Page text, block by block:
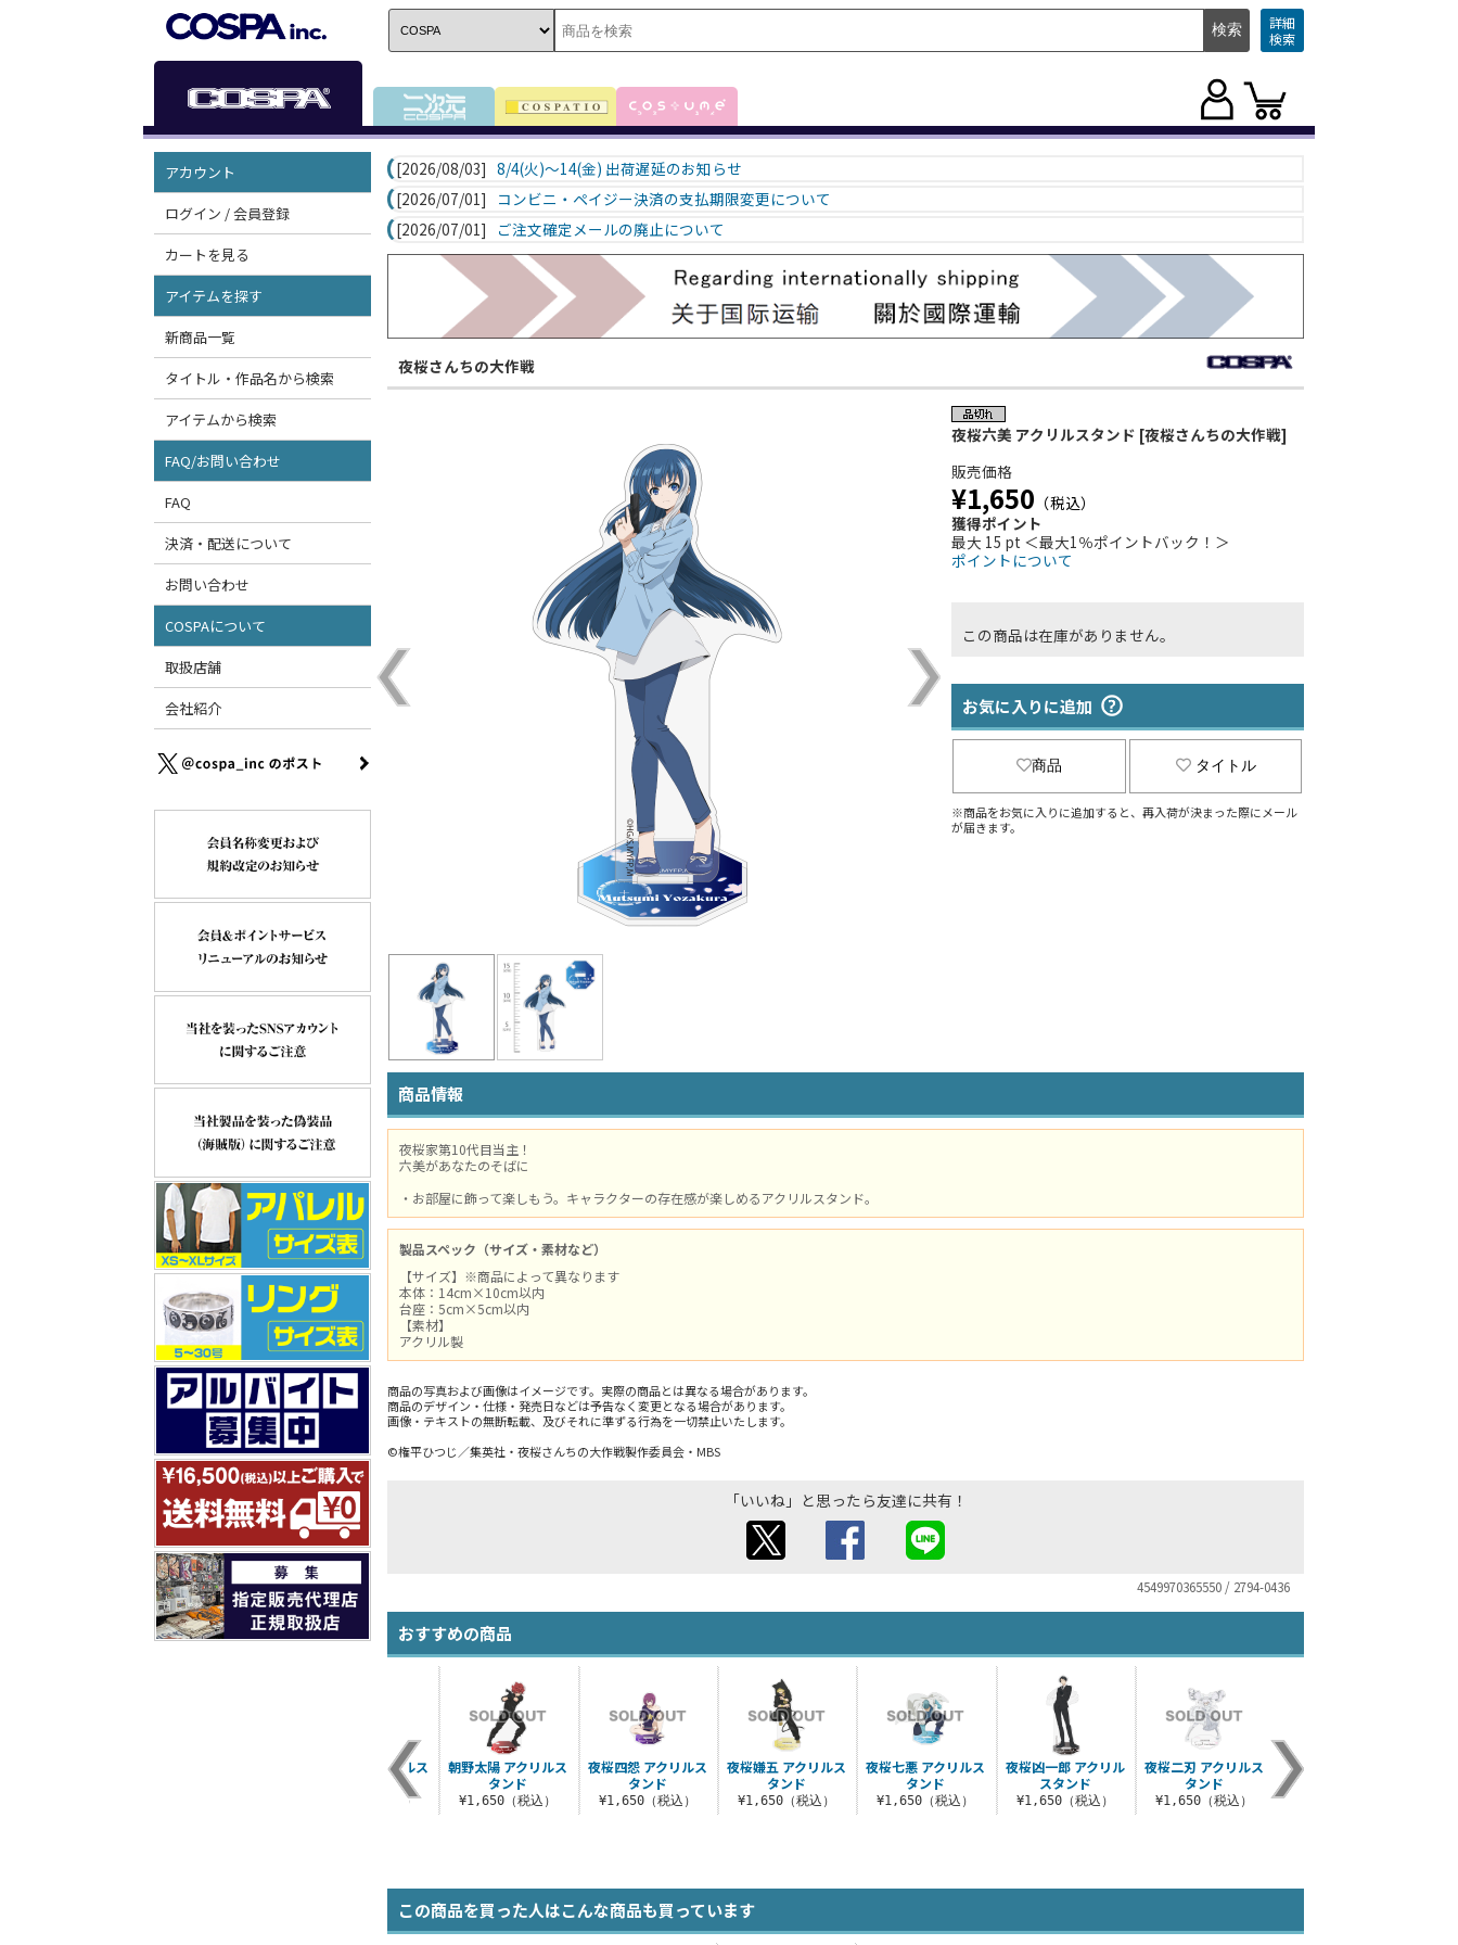
詳細
検索
アカウント
ログイン / 会員登録
カートを見る
アイテムを探す
新商品一覧
タイトル・作品名から検索
アイテムから検索
FAQ/お問い合わせ
FAQ
決済・配送について
お問い合わせ
COSPAについて
取扱店舗
会社紹介
[2026/08/03] 8/4(火)～14(金) 出荷遅延のお知らせ
[2026/07/01]
コンビニ・ペイジー決済の支払期限変更について
[2026/07/01]
ご注文確定メールの廃止について
夜桜さんちの大作戦
夜桜六美 アクリルスタンド [夜桜さんちの大作戦]
販売価格
¥1,650 （税込）
獲得ポイント
最大 15 pt ＜最大1％ポイントバック！＞
ポイントについて
この商品は在庫がありません。
お気に入りに追加
商品 タイトル
※商品をお気に入りに追加すると、再入荷が決まった際にメール
が届きます。
商品情報
夜桜家第10代目当主！
六美があなたのそばに
・お部屋に飾って楽しもう。キャラクターの存在感が楽しめるアクリルスタンド。
製品スペック（サイズ・素材など）
【サイズ】※商品によって異なります
本体：14cm×10cm以内
台座：5cm×5cm以内
【素材】
アクリル製
商品の写真および画像はイメージです。実際の商品とは異なる場合があります。
商品のデザイン・仕様・発売日などは予告なく変更となる場合があります。
画像・テキストの無断転載、及びそれに準ずる行為を一切禁止いたします。
©権平ひつじ／集英社・夜桜さんちの大作戦製作委員会・MBS
「いいね」と思ったら友達に共有！
4549970365550 / 2794-0436
おすすめの商品
夜桜嫌五 アクリルス
タンド
¥1,650（税込）
夜桜七悪 アクリルス
タンド
¥1,650（税込）
夜桜凶一郎 アクリル
スタンド
¥1,650（税込）
夜桜二刃 アクリルス
タンド
¥1,650（税込）
夜桜辛三 アクリルス
¥1,650（税込）
朝野太陽 アクリルス
タンド
¥1,650（税込）
夜桜四怨 アクリルス
タンド
¥1,650（税込）
この商品を買った人はこんな商品も買っています